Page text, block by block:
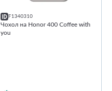
F1340310
Чохол на Honor 400 Coffee with
you